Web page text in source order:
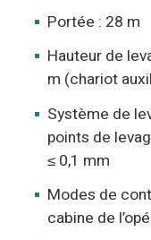
Portée : 28 m
Hauteur de
m (chariot
Système de
points de
≤ 0,1 mm
Modes de
cabine de